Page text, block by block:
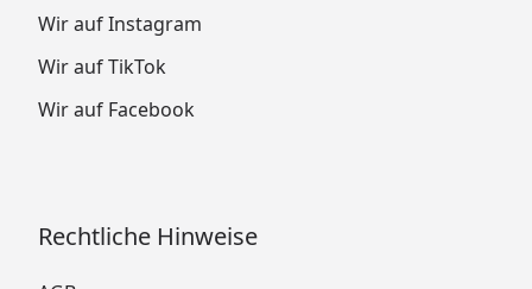
Wir auf Instagram
Wir auf TikTok
Wir auf Facebook
Rechtliche Hinweise